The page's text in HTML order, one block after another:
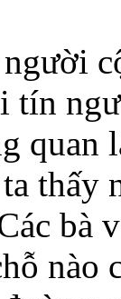
tín
quan
thấy
bà
nào